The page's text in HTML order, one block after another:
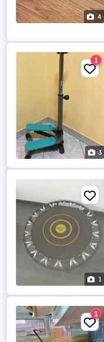
4
3
1
1
1